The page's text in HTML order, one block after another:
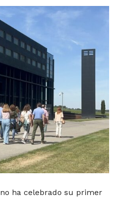
ha celebrado su primer